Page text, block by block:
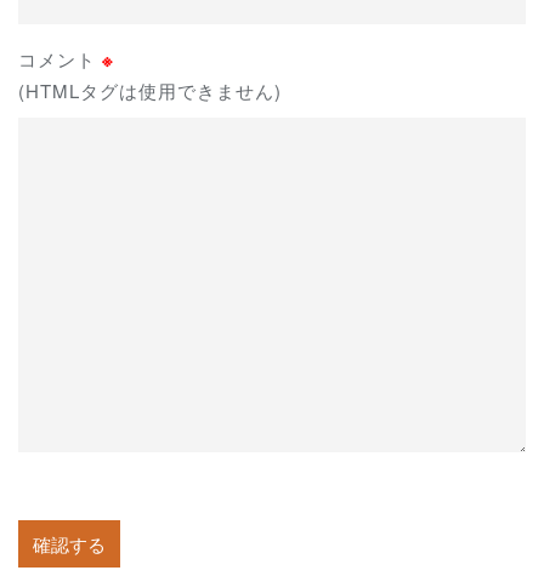
コメント ※
(HTMLタグは使用できません)